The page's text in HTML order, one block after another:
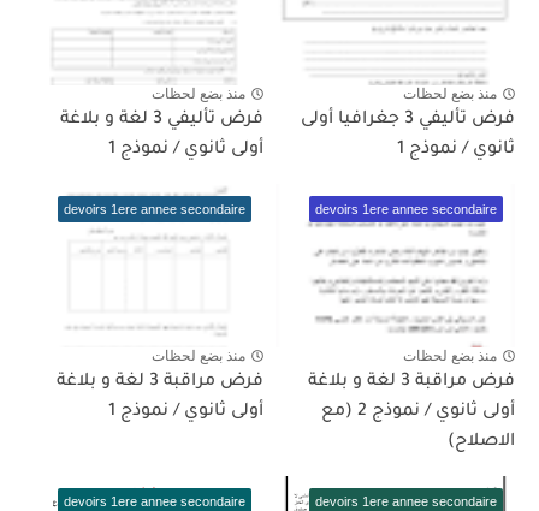
منذ بضع لحظات
فرض تأليفي 3 جغرافيا أولى
ثانوي / نموذج 1
منذ بضع لحظات
فرض تأليفي 3 لغة و بلاغة
أولى ثانوي / نموذج 1
devoirs 1ere annee secondaire
منذ بضع لحظات
فرض مراقبة 3 لغة و بلاغة
أولى ثانوي / نموذج 2 (مع
الاصلاح)
devoirs 1ere annee secondaire
منذ بضع لحظات
فرض مراقبة 3 لغة و بلاغة
أولى ثانوي / نموذج 1
devoirs 1ere annee secondaire
devoirs 1ere annee secondaire